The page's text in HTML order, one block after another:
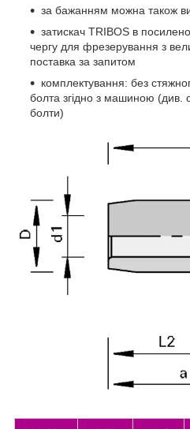
за бажанням можна також
затискач TRIBOS в
чергу для фрезерування з
поставка за запитом
комплектування: без
болта згідно з машиною (див.
болти)